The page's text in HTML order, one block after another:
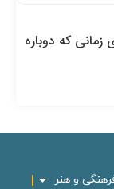
که دوباره
و هنر